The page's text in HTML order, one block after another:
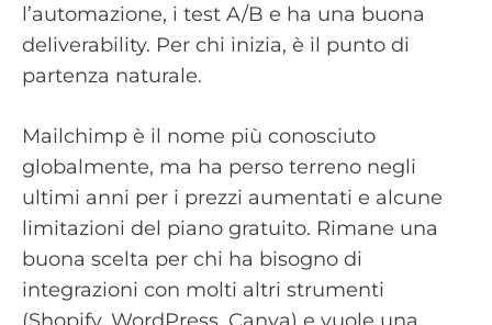
l’automazione, i test A/B e ha una buona
deliverability. Per chi inizia, è il punto di
partenza naturale.
Mailchimp è il nome più conosciuto
globalmente, ma ha perso terreno negli
ultimi anni per i prezzi aumentati e alcune
limitazioni del piano gratuito. Rimane una
buona scelta per chi ha bisogno di
integrazioni con molti altri strumenti